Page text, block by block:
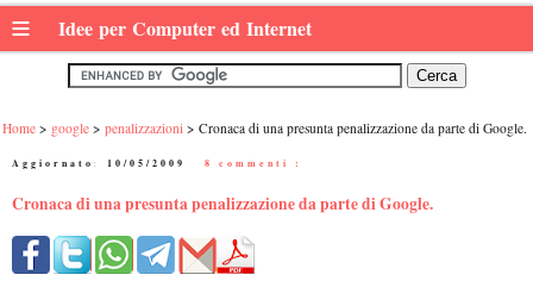
≡ Idee per Computer ed Internet
Home google penalizzazioni Cronaca di una presunta penalizzazione da parte di Google.
Aggiornato: 10/05/2009 8 commenti :
Cronaca di una presunta penalizzazione da parte di Google.